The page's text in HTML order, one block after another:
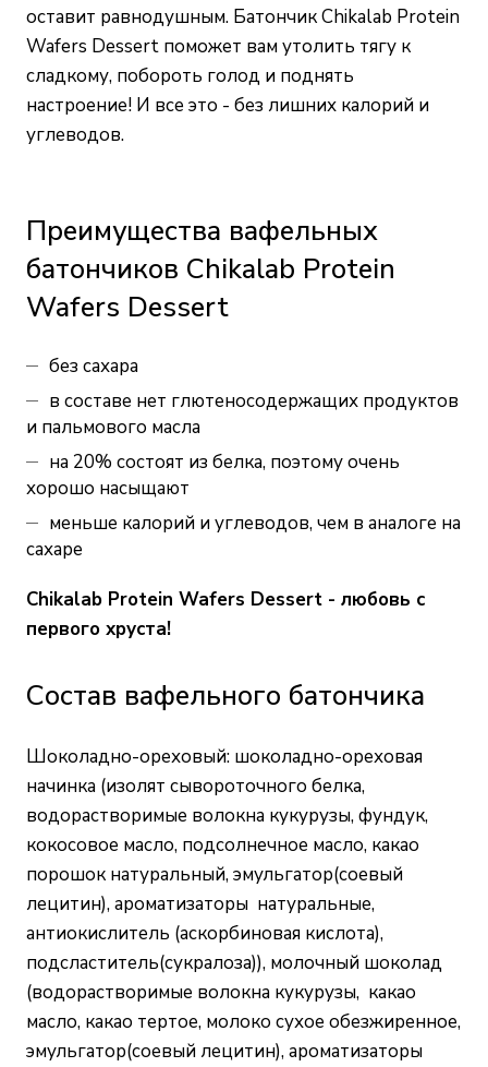
оставит равнодушным. Батончик Chikalab Protein
Wafers Dessert поможет вам утолить тягу к
сладкому, побороть голод и поднять
настроение! И все это - без лишних калорий и
углеводов.
Преимущества вафельных
батончиков Chikalab Protein
Wafers Dessert
без сахара
в составе нет глютеносодержащих продуктов
и пальмового масла
на 20% состоят из белка, поэтому очень
хорошо насыщают
меньше калорий и углеводов, чем в аналоге на
сахаре
Chikalab Protein Wafers Dessert - любовь с
первого хруста!
Состав вафельного батончика
Шоколадно-ореховый: шоколадно-ореховая
начинка (изолят сывороточного белка,
водорастворимые волокна кукурузы, фундук,
кокосовое масло, подсолнечное масло, какао
порошок натуральный, эмульгатор(соевый
лецитин), ароматизаторы натуральные,
антиокислитель (аскорбиновая кислота),
подсластитель(сукралоза)), молочный шоколад
(водорастворимые волокна кукурузы, какао
масло, какао тертое, молоко сухое обезжиренное,
эмульгатор(соевый лецитин), ароматизаторы